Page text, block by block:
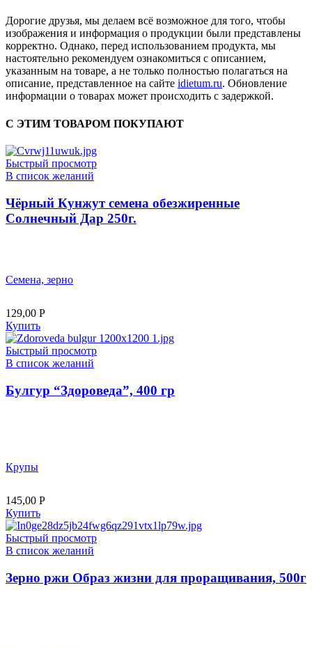
Дорогие друзья, мы делаем всё возможное для того, чтобы
изображения и информация о продукции были представлены
корректно. Однако, перед использованием продукта, мы
настоятельно рекомендуем ознакомиться с описанием,
указанным на товаре, а не только полностью полагаться на
описание, представленное на сайте idietum.ru. Обновление
информации о товарах может происходить с задержкой.
С ЭТИМ ТОВАРОМ ПОКУПАЮТ
Быстрый просмотр
В список желаний
Чёрный Кунжут семена обезжиренные
Солнечный Дар 250г.
Семена, зерно
129,00 Р
Купить
Быстрый просмотр
В список желаний
Булгур “Здороведа”, 400 гр
Крупы
145,00 Р
Купить
Быстрый просмотр
В список желаний
Зерно ржи Образ жизни для проращивания, 500г